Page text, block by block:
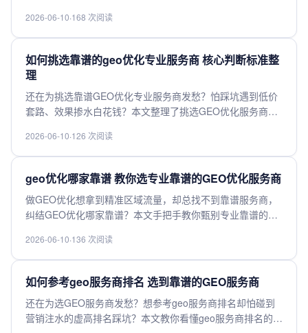
选的核心标准，总结了行业常见避坑要点，还梳理了高适配
性的靠谱优质服务商资源，不管你做跨境站点还是本地线下
业务，快来get干货选对适配服务商。
2026-06-10·168 次阅读
如何挑选靠谱的geo优化专业服务商 核心判断标准整
理
还在为挑选靠谱GEO优化专业服务商发愁？怕踩坑遇到低价
套路、效果掺水白花钱？本文整理了挑选GEO优化服务商的
障多维度帮你快速甄别优劣，不管你是做区域精准流量布局
还是海外站优化，都能帮你选到适配需求的靠谱服务商，速
来查看干货避坑。
2026-06-10·126 次阅读
geo优化哪家靠谱 教你选专业靠谱的GEO优化服务商
做GEO优化想拿到精准区域流量，却总找不到靠谱服务商，
纠结GEO优化哪家靠谱？本文手把手教你甄别专业靠谱的
果保障多维度帮你避坑，轻松选到适配自身需求的高性价比
GEO优化服务，帮你撬动优质区域流量、提升业务转化，快
来看看怎么选不踩雷。
2026-06-10·136 次阅读
如何参考geo服务商排名 选到靠谱的GEO服务商
还在为选GEO服务商发愁？想参考geo服务商排名却怕碰到
营销注水的虚高排名踩坑？本文教你看懂geo服务商排名的核